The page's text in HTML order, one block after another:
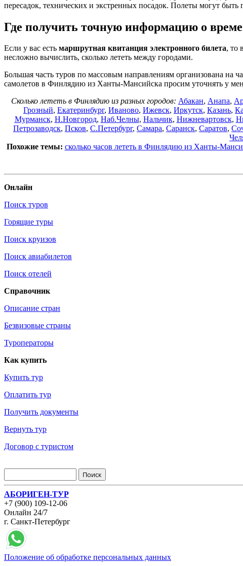
пересадок, технических и экстренных посадок. Полеты могут
Где получить точную информацию о
Если у вас есть маршрутная квитанция электронного билета, то
несложно вычислить, сколько лететь между городами.
Большая часть туров по массовым направлениям организована
самолетов в Финлядию из Ханты-Мансийска просим уточнять у
Сколько лететь в Финлядию из разных городов: Абакан, Анапа,
Грозный, Екатеринбург, Иваново, Ижевск, Иркутск, Казань,
Мурманск, Н.Новгород, Наб.Челны, Нальчик, Нижневартовск,
Петрозаводск, Псков, С.Петербург, Самара, Саранск, Саратов,
Похожие темы: сколько часов лететь в Финлядию из Ханты-
Онлайн
Поиск туров
Горящие туры
Поиск круизов
Поиск авиабилетов
Поиск отелей
Справочник
Описание стран
Безвизовые страны
Туроператоры
Как купить
Купить тур
Оплатить тур
Получить документы
Вернуть тур
Договор с туристом
АБОРИГЕН-ТУР
+7 (900) 109-12-06
Онлайн 24/7
г. Санкт-Петербург
Положение об обработке персональных данных